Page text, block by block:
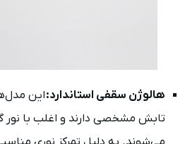
هالوژن‌ سقفی استاندارد:این
تابش مشخصی دارند و اغلب با نور